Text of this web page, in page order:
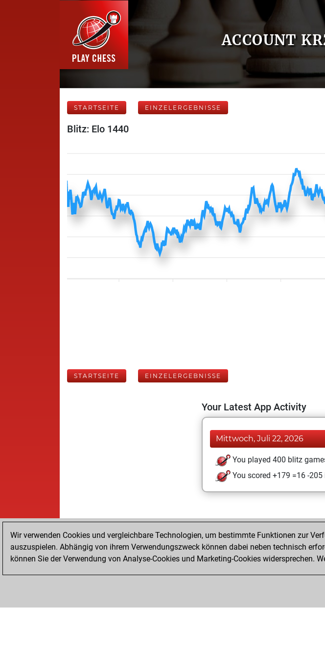
ACCOUNT
STARTSEITE EINZELERGEBNISSE
Blitz: Elo 1440
STARTSEITE EINZELERGEBNISSE
Your Latest App Activity
Mittwoch, Juli 22, 2026
You played 400 blitz
You scored +179 =16 -
Wir verwenden Cookies und vergleichbare Technologien, um bestimmte Funktionen zur
auszuspielen. Abhängig von ihrem Verwendungszweck können dabei neben technisch
können Sie der Verwendung von Analyse-Cookies und Marketing-Cookies widersprechen.